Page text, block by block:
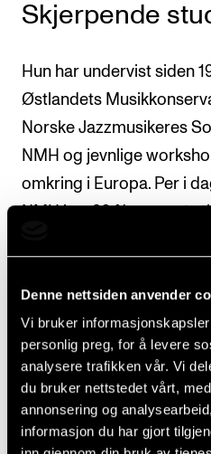
Denne nettsiden anvender
Vi bruker
personlig preg, for å levere
analysere trafikken vår. Vi
du bruker nettstedet vårt,
annonsering og
informasjon du har gjort
Skjerpende
Hun har undervist siden
Østlandets
Norske Jazzmusikeres
NMH og jevnlige
omkring i Europa. Per i
NMH i en 20 % prosent
– Å undervise og ha
Hvorfor virker det
– Når du blir eldre,
egen samtid.
ikke gjelder. Mine egne